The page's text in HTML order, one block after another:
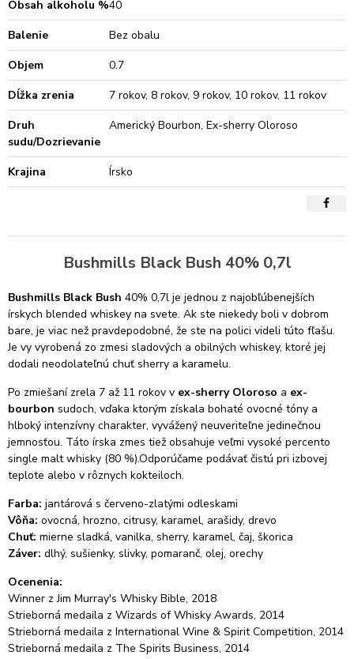
Obsah alkoholu %40
Balenie
Bez obalu
Objem
0.7
Dĺžka zrenia
7 rokov, 8 rokov, 9 rokov, 10 rokov, 11 rokov
Druh
sudu/Dozrievanie
Americký Bourbon, Ex-sherry Oloroso
Krajina Írsko
Bushmills Black Bush 40% 0,7l
Bushmills Black Bush 40% 0,7l je jednou z najobľúbenejších
írskych blended whiskey na svete. Ak ste niekedy boli v dobrom
bare, je viac než pravdepodobné, že ste na polici videli túto fľašu.
Je vy vyrobená zo zmesi sladových a obilných whiskey, ktoré jej
dodali neodolateľnú chuť sherry a karamelu.
Po zmiešaní zrela 7 až 11 rokov v ex-sherry Oloroso a ex-
bourbon sudoch, vďaka ktorým získala bohaté ovocné tóny a
hlboký intenzívny charakter, vyvážený neuveriteľne jedinečnou
jemnosťou. Táto írska zmes tiež obsahuje veľmi vysoké percento
single malt whisky (80 %).Odporúčame podávať čistú pri izbovej
teplote alebo v rôznych kokteiloch.
Farba: jantárová s červeno-zlatými odleskami
Vôňa: ovocná, hrozno, citrusy, karamel, arašidy, drevo
Chuť: mierne sladká, vanilka, sherry, karamel, čaj, škorica
Záver: dlhý, sušienky, slivky, pomaranč, olej, orechy
Ocenenia:
Winner z Jim Murray's Whisky Bible, 2018
Strieborná medaila z Wizards of Whisky Awards, 2014
Strieborná medaila z International Wine & Spirit Competition, 2014
Strieborná medaila z The Spirits Business, 2014